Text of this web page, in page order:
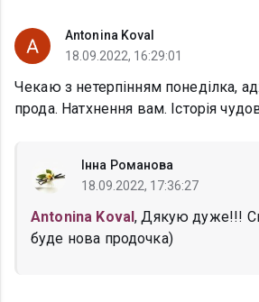
Antonina Koval
18.09.2022, 16:29:01
Чекаю з нетерпінням понеділка,
прода. Натхнення вам. Історія
Інна Романова
18.09.2022, 17:36:27
Antonina Koval, Дякую дуже!!!
буде нова продочка)